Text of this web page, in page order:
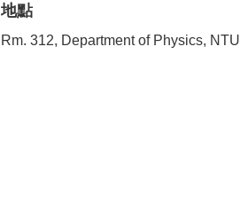
地點
Rm. 312, Department of Physics, NTU